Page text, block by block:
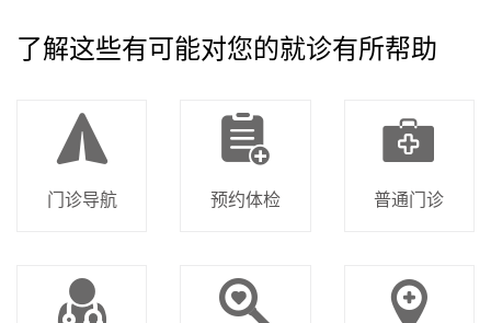
了解这些有可能对您的就诊有所帮助
门诊导航 预约体检 普通门诊